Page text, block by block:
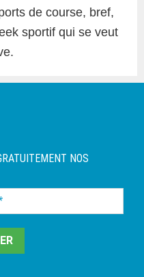
de course, bref,
sportif qui se veut
NOS